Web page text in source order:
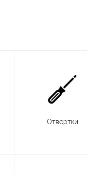
Отвертки